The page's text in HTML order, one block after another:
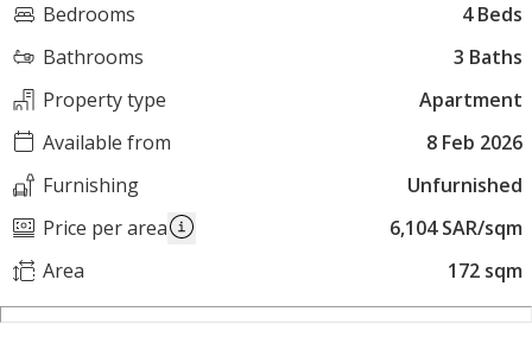
Bedrooms
4 Beds
Bathrooms
3 Baths
Property type
Apartment
Available from
8 Feb 2026
Furnishing
Unfurnished
Price per area
6,104 SAR/sqm
Area
172 sqm